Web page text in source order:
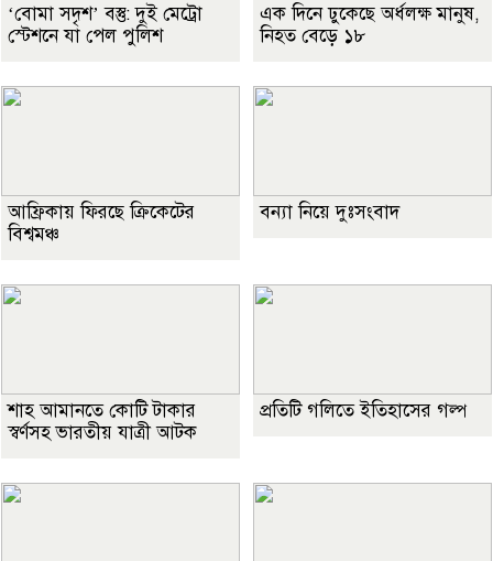
‘বোমা সদৃশ’ বস্তু: দুই মেট্রো
স্টেশনে যা পেল পুলিশ
এক দিনে ঢুকেছে অর্ধলক্ষ মানুষ,
নিহত বেড়ে ১৮
আফ্রিকায় ফিরছে ক্রিকেটের
বিশ্বমঞ্চ
বন্যা নিয়ে দুঃসংবাদ
শাহ আমানতে কোটি টাকার
স্বর্ণসহ ভারতীয় যাত্রী আটক
প্রতিটি গলিতে ইতিহাসের গল্প